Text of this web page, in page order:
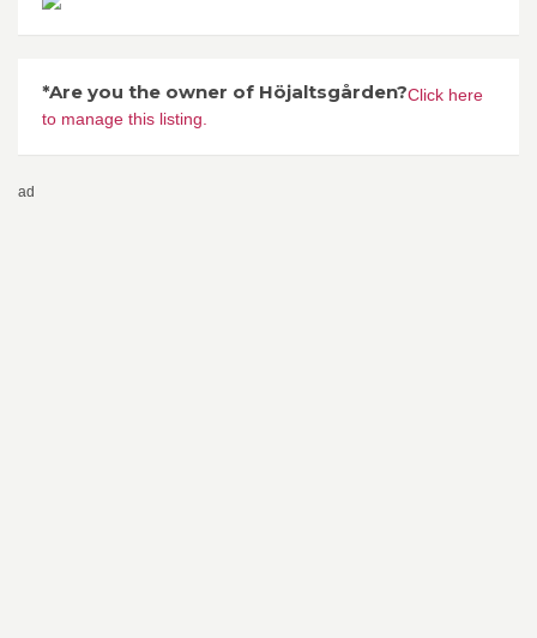
*Are you the owner of Höjaltsgården?Click here
to manage this listing.
ad